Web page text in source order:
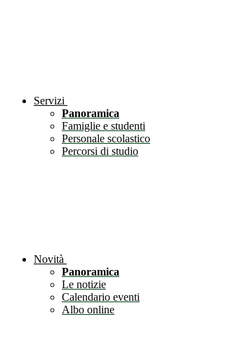
Servizi
Panoramica
Famiglie e studenti
Personale scolastico
Percorsi di studio
Novità
Panoramica
Le notizie
Calendario eventi
Albo online